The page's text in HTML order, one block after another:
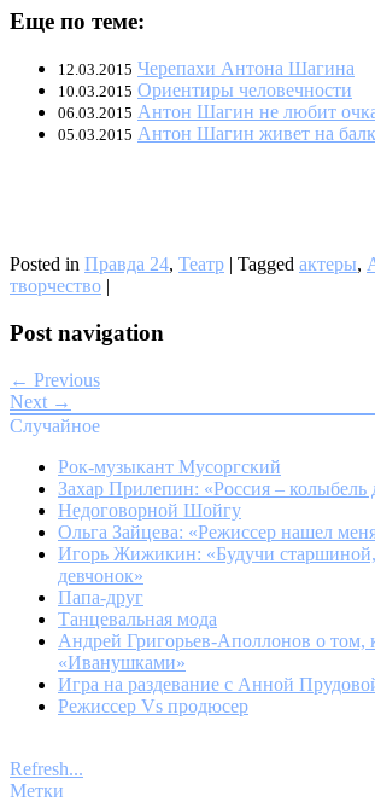
Еще по теме:
12.03.2015 Черепахи Антона Шагина
10.03.2015 Ориентиры человечности
06.03.2015 Антон Шагин не любит
05.03.2015 Антон Шагин живет на
Posted in Правда 24, Театр | Tagged актеры,
творчество |
Post navigation
← Previous
Next →
Случайное
Рок-музыкант Мусоргский
Захар Прилепин: «Россия – колыбель
Недоговорной Шойгу
Ольга Зайцева: «Режиссер нашел
Игорь Жижикин: «Будучи старшиной,
девчонок»
Папа-друг
Танцевальная мода
Андрей Григорьев-Аполлонов о том,
«Иванушками»
Игра на раздевание с Анной
Режиссер Vs продюсер
Refresh...
Метки